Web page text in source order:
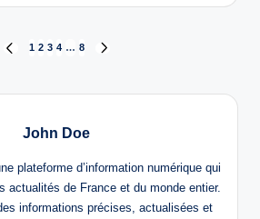
PREVIOUS
1 2 3 4 … 8
John Doe
plateforme d’information numérique qui
actualités de France et du monde entier.
informations précises, actualisées et